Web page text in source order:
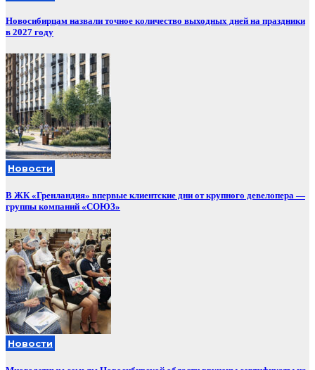
Новосибирцам назвали точное количество выходных дней на праздники
в 2027 году
Новости
В ЖК «Гренландия» впервые клиентские дни от крупного девелопера —
группы компаний «СОЮЗ»
Новости